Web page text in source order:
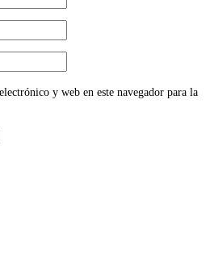
y web en este navegador para la